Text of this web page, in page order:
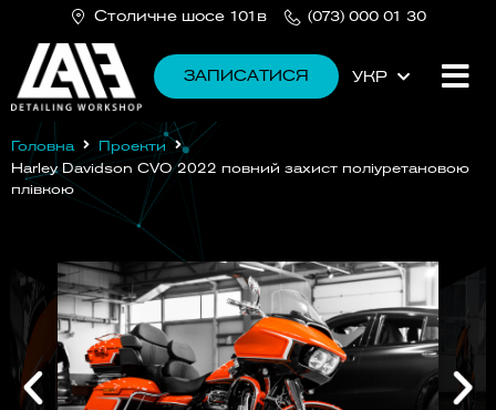
Столичне шосе 101в (073) 000 01 30
ЗАПИСАТИСЯ УКР
РУС
Головна
Проекти
Harley Davidson CVO 2022 повний захист поліуретановою
плівкою